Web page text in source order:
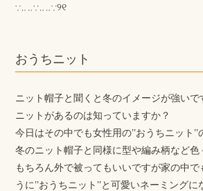
∵‥‥∵‥‥∵୨୧
おうちニット
ニット帽子と聞くと冬のイメージが強い
ニットがあるのは知っていますか？
今日はその中でも女性用の’’おうちニット’’
冬のニット帽子と同様に型や編み柄など色
もちろん外で被ってもいいですが家の中で
うに’’おうちニット’’と可愛いネーミング